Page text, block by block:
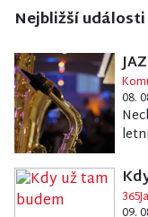
Nejbližší události
08.